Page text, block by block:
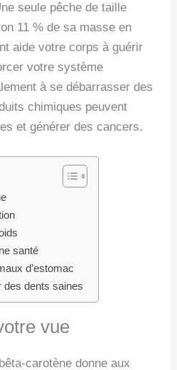
seule pêche de taille
11 % de sa masse en
aide votre corps à guérir
votre système
à se débarrasser des
chimiques peuvent
et générer des cancers.
santé
d’estomac
des dents saines
vue
carotène donne aux